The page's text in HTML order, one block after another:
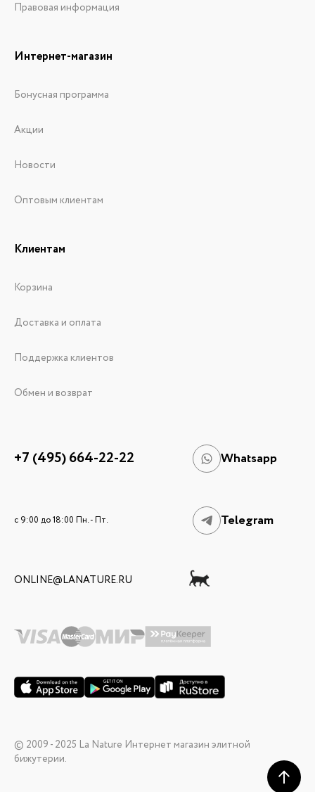
Правовая информация
Интернет-магазин
Бонусная программа
Акции
Новости
Оптовым клиентам
Клиентам
Корзина
Доставка и оплата
Поддержка клиентов
Обмен и возврат
+7 (495) 664-22-22 Whatsapp
c 9:00 до 18:00 Пн. - Пт. Telegram
ONLINE@LANATURE.RU
© 2009 - 2025 La Nature Интернет магазин элитной
бижутерии.